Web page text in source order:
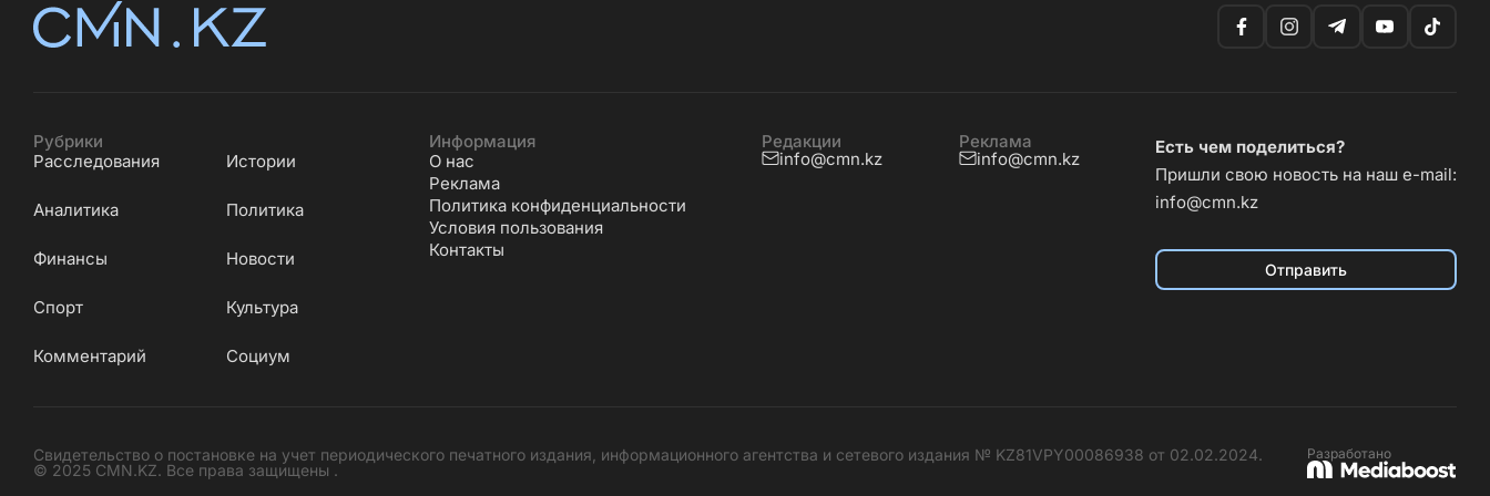
Рубрики
Расследования
Истории
Аналитика Политика
Финансы Новости
Cпорт Культура
Комментарий Социум
Информация
О нас
Реклама
Политика конфиденциальности
Условия пользования
Контакты
Редакции
info@cmn.kz
Реклама
info@cmn.kz
Есть чем поделиться?
Пришли свою новость на наш e-mail:
info@cmn.kz
Отправить
Свидетельство о постановке на учет периодического печатного издания, информационного агентства и сетевого издания № KZ81VPY00086938 от 02.02.2024.
© 2025 CMN.KZ. Все права защищены .
Разработано